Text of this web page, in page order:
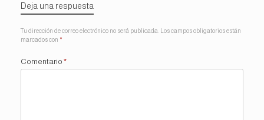
Deja una respuesta
Tu dirección de correo electrónico no será publicada.
Los campos obligatorios están
marcados con *
Comentario *